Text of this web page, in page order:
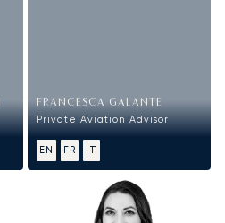
FRANCESCA GALANTE
Private Aviation Advisor
EN FR IT